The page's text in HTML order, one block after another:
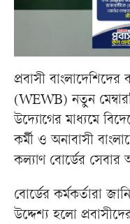
প্রবাসী
(WEWB) নতুন
উদ্যোগের মাধ্যমে
কর্মী ও অনাবাসী
কল্যাণ বোর্ডের সেবার
বোর্ডের কর্মকর্তারা
উদ্দেশ্য হলো